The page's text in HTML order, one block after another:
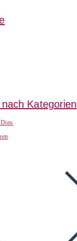
Kategorien